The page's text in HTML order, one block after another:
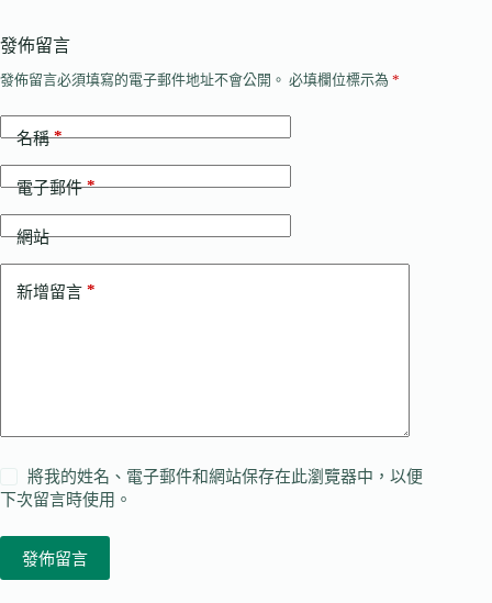
發佈留言
發佈留言必須填寫的電子郵件地址不會公開。 必填欄位標示為 *
名稱*
電子郵件*
網站
新增留言 *
將我的姓名、電子郵件和網站保存在此瀏覽器中，以便
下次留言時使用。
發佈留言